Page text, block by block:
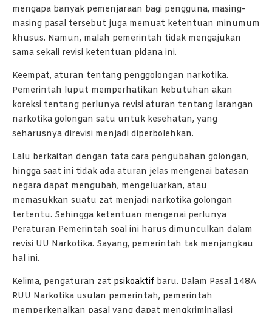
mengapa banyak pemenjaraan bagi pengguna, masing-
masing pasal tersebut juga memuat ketentuan minumum
khusus. Namun, malah pemerintah tidak mengajukan
sama sekali revisi ketentuan pidana ini.
Keempat, aturan tentang penggolongan narkotika.
Pemerintah luput memperhatikan kebutuhan akan
koreksi tentang perlunya revisi aturan tentang larangan
narkotika golongan satu untuk kesehatan, yang
seharusnya direvisi menjadi diperbolehkan.
Lalu berkaitan dengan tata cara pengubahan golongan,
hingga saat ini tidak ada aturan jelas mengenai batasan
negara dapat mengubah, mengeluarkan, atau
memasukkan suatu zat menjadi narkotika golongan
tertentu. Sehingga ketentuan mengenai perlunya
Peraturan Pemerintah soal ini harus dimunculkan dalam
revisi UU Narkotika. Sayang, pemerintah tak menjangkau
hal ini.
Kelima, pengaturan zat psikoaktif baru. Dalam Pasal 148A
RUU Narkotika usulan pemerintah, pemerintah